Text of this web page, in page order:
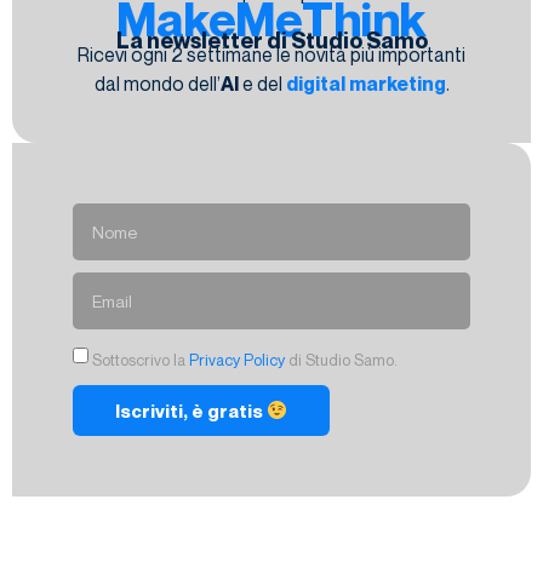
MakeMeThink
La newsletter di Studio Samo
Ricevi ogni 2 settimane le novità più importanti
dal mondo dell’AIe del digital marketing.
Sottoscrivo la Privacy Policy di Studio Samo.
Iscriviti, è gratis